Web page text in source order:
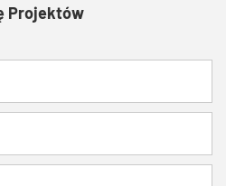
Projektów